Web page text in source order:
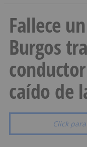
Fallece
Burgos
caído de
Click